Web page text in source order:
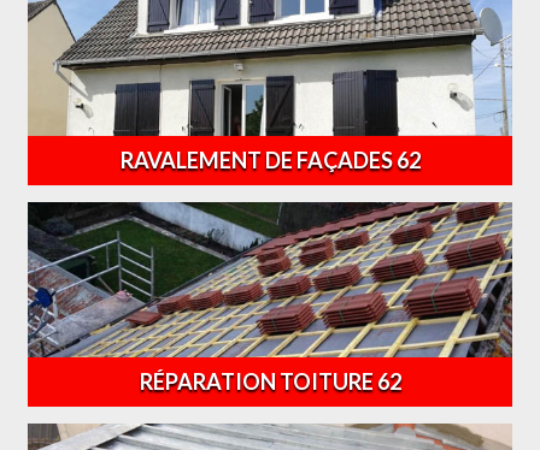
RAVALEMENT DE FAÇADES 62
RÉPARATION TOITURE 62